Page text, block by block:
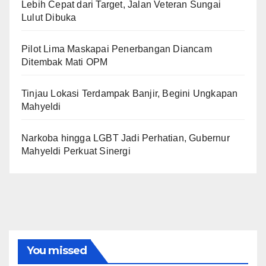
Lebih Cepat dari Target, Jalan Veteran Sungai
Lulut Dibuka
Pilot Lima Maskapai Penerbangan Diancam
Ditembak Mati OPM
Tinjau Lokasi Terdampak Banjir, Begini Ungkapan
Mahyeldi
Narkoba hingga LGBT Jadi Perhatian, Gubernur
Mahyeldi Perkuat Sinergi
You missed